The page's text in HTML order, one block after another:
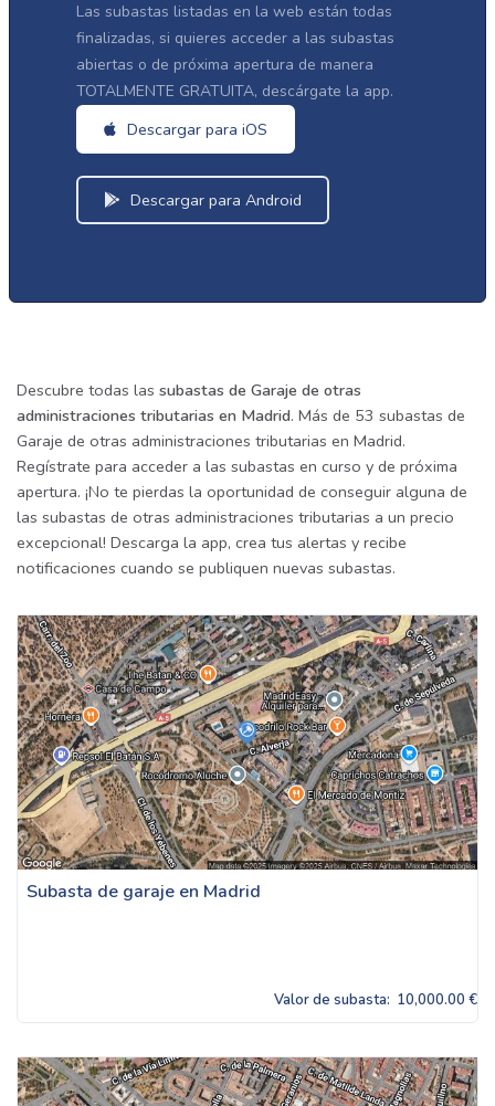
Las subastas listadas en la web están todas
finalizadas, si quieres acceder a las subastas
abiertas o de próxima apertura de manera
TOTALMENTE GRATUITA, descárgate la app.
Descargar para iOS
Descargar para Android
Descubre todas las subastas de Garaje de otras
administraciones tributarias en Madrid. Más de 53 subastas de
Garaje de otras administraciones tributarias en Madrid.
Regístrate para acceder a las subastas en curso y de próxima
apertura. ¡No te pierdas la oportunidad de conseguir alguna de
las subastas de otras administraciones tributarias a un precio
excepcional! Descarga la app, crea tus alertas y recibe
notificaciones cuando se publiquen nuevas subastas.
Subasta de garaje en Madrid
Valor de subasta: 10,000.00 €